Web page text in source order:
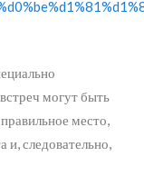
могут быть
место,
и, следовательно,